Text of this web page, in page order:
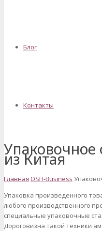
Блог
Контакты
Упаковочное
из Китая
Главная OSH-Business
Упаковка произведенного
любого производственного
специальные упаковочные
Дороговизна такой техники